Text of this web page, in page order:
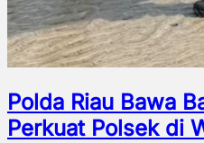
Polda Riau Bawa
Perkuat Polsek di